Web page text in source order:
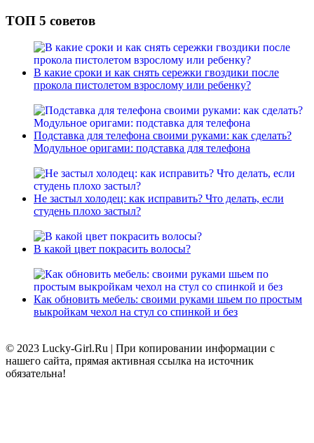
ТОП 5 советов
В какие сроки и как снять сережки гвоздики после
прокола пистолетом взрослому или ребенку?
Подставка для телефона своими руками: как сделать?
Модульное оригами: подставка для телефона
Не застыл холодец: как исправить? Что делать, если
студень плохо застыл?
В какой цвет покрасить волосы?
Как обновить мебель: своими руками шьем по простым
выкройкам чехол на стул со спинкой и без
© 2023 Lucky-Girl.Ru | При копировании информации с
нашего сайта, прямая активная ссылка на источник
обязательна!